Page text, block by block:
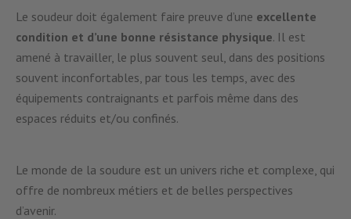
Le soudeur doit également faire preuve d’une excellente
condition et d’une bonne résistance physique. Il est
amené à travailler, le plus souvent seul, dans des positions
souvent inconfortables, par tous les temps, avec des
équipements contraignants et parfois même dans des
espaces réduits et/ou confinés.
Le monde de la soudure est un univers riche et complexe, qui
offre de nombreux métiers et de belles perspectives
d’avenir.